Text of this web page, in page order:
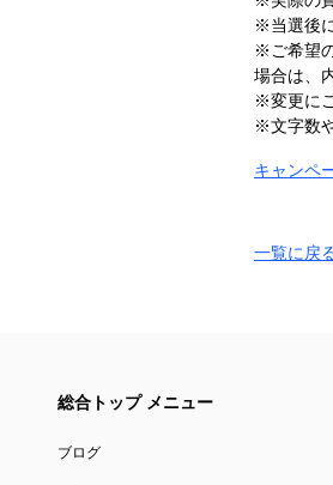
※当選後
※ご希望
場合は、
※変更に
※文字数
キャンペ
一覧に戻
総合トップ メニュー
ブログ